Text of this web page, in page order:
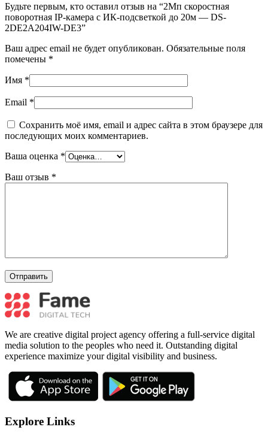
Будьте первым, кто оставил отзыв на “2Мп скоростная
поворотная IP-камера с ИК-подсветкой до 20м — DS-
2DE2A204IW-DE3”
Ваш адрес email не будет опубликован. Обязательные поля
помечены *
Имя *
Email *
Сохранить моё имя, email и адрес сайта в этом браузере для
последующих моих комментариев.
Ваша оценка *
Ваш отзыв *
We are creative digital project agency offering a full-service digital
media solution to the peoples who need it. Outstanding digital
experience maximize your digital visibility and business.
Explore Links